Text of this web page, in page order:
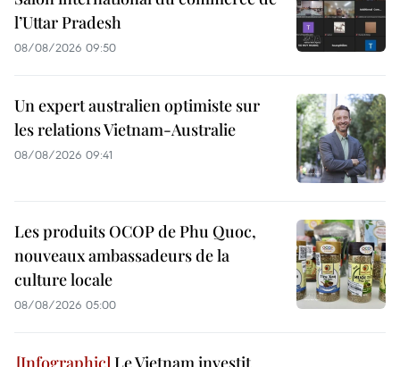
l’Uttar Pradesh
08/08/2026 09:50
Un expert australien optimiste sur
les relations Vietnam-Australie
08/08/2026 09:41
Les produits OCOP de Phu Quoc,
nouveaux ambassadeurs de la
culture locale
08/08/2026 05:00
Le Vietnam investit